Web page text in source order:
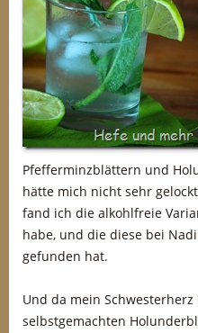
Pfefferminzblättern und
hätte mich nicht sehr
fand ich die alkohlfreie
habe, und die diese bei
gefunden hat.
Und da mein
selbstgemachten